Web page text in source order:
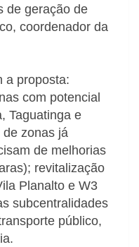
de geração de
coordenador da
a proposta:
com potencial
Taguatinga e
zonas já
de melhorias
revitalização
Planalto e W3
subcentralidades
público,